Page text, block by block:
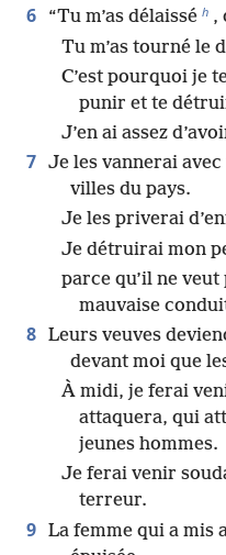
6 “Tu m’as délaissé h ,
Tu m’as tourné le
C’est pourquoi je
punir et te
J’en ai assez
7 Je les vannerai
villes du pays.
Je les priverai
Je détruirai mon
parce qu’il ne
mauvaise
8 Leurs veuves
devant moi que
À midi, je ferai
attaquera, qui
jeunes hommes.
Je ferai venir
terreur.
9 La femme qui a mis